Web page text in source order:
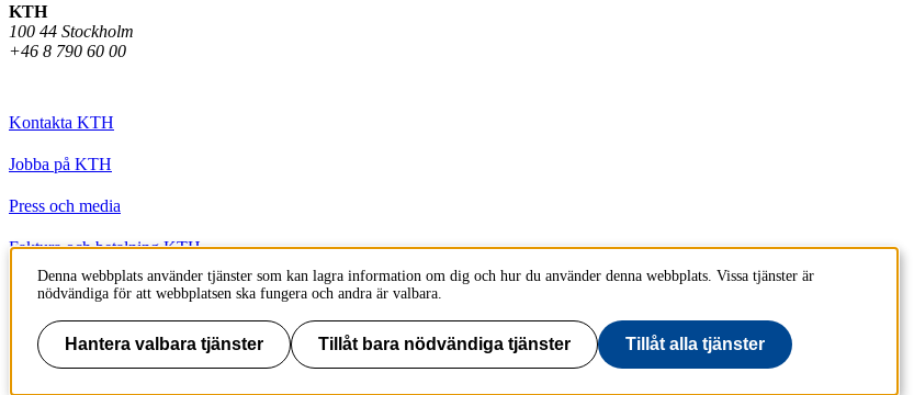
KTH
100 44 Stockholm
+46 8 790 60 00
Kontakta KTH
Jobba på KTH
Press och media
Faktura och betalning KTH
Om KTH:s webbplatser
Tillgänglighetsredogörelse
Denna webbplats använder tjänster som kan lagra information om dig och hur du använder denna webbplats. Vissa tjänster är
nödvändiga för att webbplatsen ska fungera och andra är valbara.
Hantera valbara tjänster Tillåt bara nödvändiga tjänster Tillåt alla tjänster